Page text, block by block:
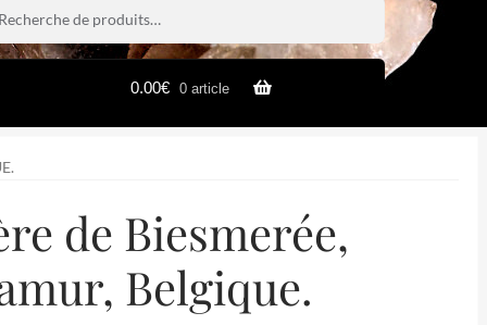
0.00€ 0 article
de Biesmerée,
Belgique.